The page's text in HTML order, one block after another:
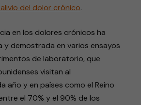
del dolor crónico.
en los dolores crónicos ha
y demostrada en varios ensayos
de laboratorio, que
visitan al
año y en países como el Reino
el 70% y el 90% de los